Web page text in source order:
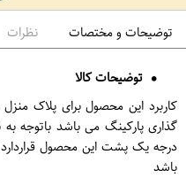
توضیحات و مختصات نظرات
توضیحات کالا
کاربرد این محصول برای پلاک
گذاری پارکینگ می باشد
درجه یک پشت این محصول
باشد